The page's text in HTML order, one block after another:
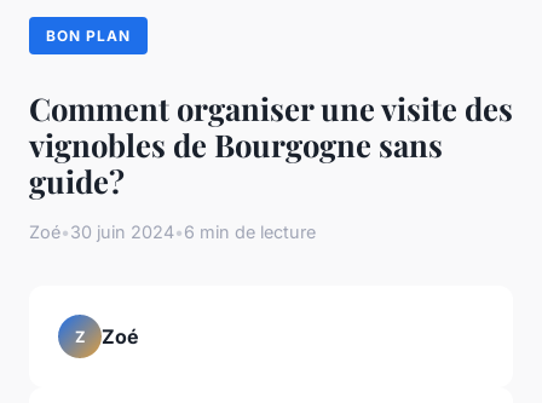
BON PLAN
Comment organiser une visite des
vignobles de Bourgogne sans
guide?
Zoé•30 juin 2024•6 min de lecture
Z Zoé